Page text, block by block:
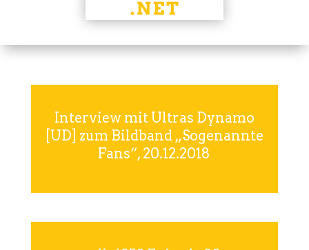
Interview mit Ultras Dynamo
[UD] zum Bildband „Sogenannte
Fans“, 20.12.2018